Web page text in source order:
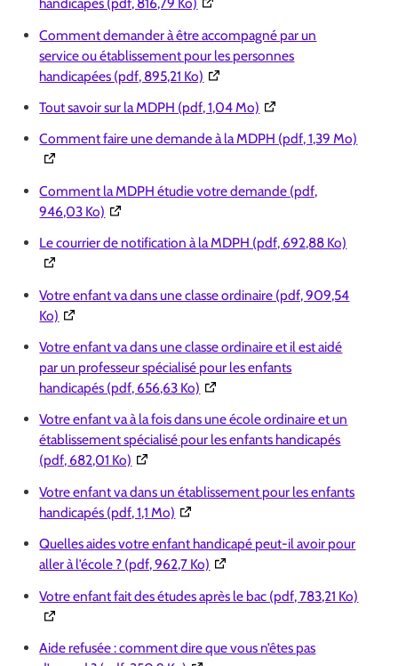
Comment demander à être accompagné par un
service ou établissement pour les personnes
handicapées (pdf, 895,21 Ko) (Ouverture dans une nouvelle
Tout savoir sur la MDPH (pdf, 1,04 Mo) (Ouverture dans une
Comment faire une demande à la MDPH (pdf, 1,39 Mo)
Comment la MDPH étudie votre demande (pdf,
946,03 Ko) (Ouverture dans une nouvelle fenêtre)
Le courrier de notification à la MDPH (pdf, 692,88 Ko)
Votre enfant va dans une classe ordinaire (pdf, 909,54
Ko) (Ouverture dans une nouvelle fenêtre)
Votre enfant va dans une classe ordinaire et il est aidé
par un professeur spécialisé pour les enfants
handicapés (pdf, 656,63 Ko) (Ouverture dans une nouvelle
Votre enfant va à la fois dans une école ordinaire et un
établissement spécialisé pour les enfants handicapés
(pdf, 682,01 Ko) (Ouverture dans une nouvelle fenêtre)
Votre enfant va dans un établissement pour les enfants
handicapés (pdf, 1,1 Mo) (Ouverture dans une nouvelle fenêtre)
Quelles aides votre enfant handicapé peut-il avoir pour
aller à l’école ? (pdf, 962,7 Ko) (Ouverture dans une nouvelle
Votre enfant fait des études après le bac (pdf, 783,21 Ko)
Aide refusée : comment dire que vous n’êtes pas